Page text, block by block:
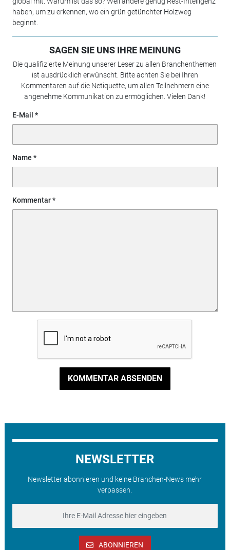
haben, um zu erkennen, wo ein grün getünchter Holzweg
beginnt.
SAGEN SIE UNS IHRE MEINUNG
Die qualifizierte Meinung unserer Leser zu allen Branchenthemen
ist ausdrücklich erwünscht. Bitte achten Sie bei Ihren
Kommentaren auf die Netiquette, um allen Teilnehmern eine
angenehme Kommunikation zu ermöglichen. Vielen Dank!
E-Mail
Name
Kommentar
KOMMENTAR ABSENDEN
NEWSLETTER
Newsletter abonnieren und keine Branchen-News mehr
verpassen.
ABONNIEREN